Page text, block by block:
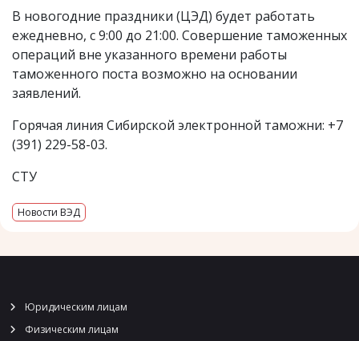
В новогодние праздники (ЦЭД) будет работать
ежедневно, с 9:00 до 21:00. Совершение таможенных
операций вне указанного времени работы
таможенного поста возможно на основании
заявлений.
Горячая линия Сибирской электронной таможни: +7
(391) 229-58-03.
СТУ
Новости ВЭД
Юридическим лицам
Физическим лицам